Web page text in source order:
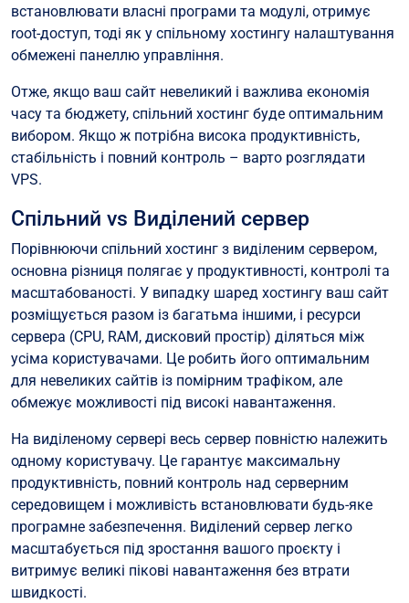
встановлювати власні програми та модулі, отримує
root-доступ, тоді як у спільному хостингу налаштування
обмежені панеллю управління.
Отже, якщо ваш сайт невеликий і важлива економія
часу та бюджету, спільний хостинг буде оптимальним
вибором. Якщо ж потрібна висока продуктивність,
стабільність і повний контроль – варто розглядати
VPS.
Спільний vs Виділений сервер
Порівнюючи спільний хостинг з виділеним сервером,
основна різниця полягає у продуктивності, контролі та
масштабованості. У випадку шаред хостингу ваш сайт
розміщується разом із багатьма іншими, і ресурси
сервера (CPU, RAM, дисковий простір) діляться між
усіма користувачами. Це робить його оптимальним
для невеликих сайтів із помірним трафіком, але
обмежує можливості під високі навантаження.
На виділеному сервері весь сервер повністю належить
одному користувачу. Це гарантує максимальну
продуктивність, повний контроль над серверним
середовищем і можливість встановлювати будь-яке
програмне забезпечення. Виділений сервер легко
масштабується під зростання вашого проєкту і
витримує великі пікові навантаження без втрати
швидкості.